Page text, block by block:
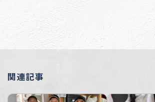
関連記事